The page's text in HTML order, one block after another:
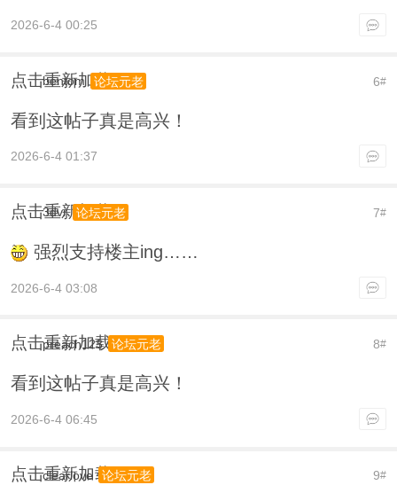
2026-6-4 00:25
点击重新加载 6#
bentom 论坛元老
看到这帖子真是高兴！
2026-6-4 01:37
点击重新加载 7#
3dvr 论坛元老
强烈支持楼主ing……
2026-6-4 03:08
点击重新加载 8#
preach123 论坛元老
看到这帖子真是高兴！
2026-6-4 06:45
点击重新加载 9#
clearlove 论坛元老